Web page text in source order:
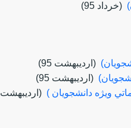
(خرداد 95)
(ارديبهشت 95)
(ارديبهشت 95)
ويژه دانشجويان ) (ارديبهشت 95)